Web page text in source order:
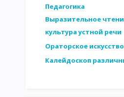
СТРУКТУРА ЛИЧНОСТИ -
ДВИЖУЩИЕ СИЛЫ РАЗВИТИЯ
МЕТОДИКА ИССЛЕДОВАНИЯ
СТРУКТУРА ИССЛЕДОВАНИЯ В
Педагогика
Выразительное
культура устной речи
Ораторское искусство
Калейдоскоп